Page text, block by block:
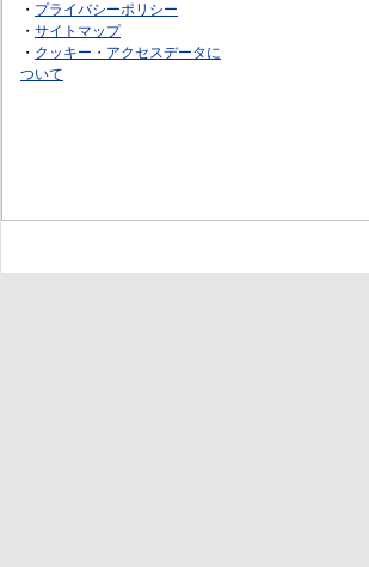
・ プライバシーポリシー
・ サイトマップ
・ クッキー・アクセスデータに
ついて